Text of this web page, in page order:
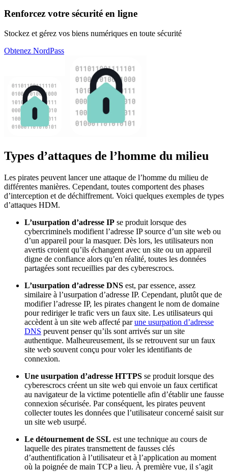
Renforcez votre sécurité en ligne
Stockez et gérez vos biens numériques en toute sécurité
Obtenez NordPass
Types d’attaques de l’homme du milieu
Les pirates peuvent lancer une attaque de l’homme du milieu de
différentes manières. Cependant, toutes comportent des phases
d’interception et de déchiffrement. Voici quelques exemples de types
d’attaques HDM.
L’usurpation d’adresse IP se produit lorsque des
cybercriminels modifient l’adresse IP source d’un site web ou
d’un appareil pour la masquer. Dès lors, les utilisateurs non
avertis croient qu’ils échangent avec un site ou un appareil
digne de confiance alors qu’en réalité, toutes les données
partagées sont recueillies par des cyberescrocs.
L’usurpation d’adresse DNS est, par essence, assez
similaire à l’usurpation d’adresse IP. Cependant, plutôt que de
modifier l’adresse IP, les pirates changent le nom de domaine
pour rediriger le trafic vers un faux site. Les utilisateurs qui
accèdent à un site web affecté parune usurpation d’adresse
DNS peuvent penser qu’ils sont arrivés sur un site
authentique. Malheureusement, ils se retrouvent sur un faux
site web souvent conçu pour voler les identifiants de
connexion.
Une usurpation d’adresse HTTPS se produit lorsque des
cyberescrocs créent un site web qui envoie un faux certificat
au navigateur de la victime potentielle afin d’établir une fausse
connexion sécurisée. Par conséquent, les pirates peuvent
collecter toutes les données que l’utilisateur concerné saisit sur
un site web usurpé.
Le détournement de SSL est une technique au cours de
laquelle des pirates transmettent de fausses clés
d’authentification à l’utilisateur et à l’application au moment
où la poignée de main TCP a lieu. À première vue, il s’agit